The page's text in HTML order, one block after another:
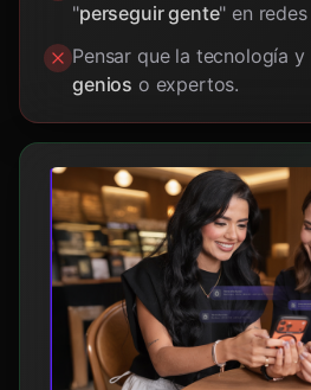
"perseguir gente" en
Pensar que la tecnología y
genios o expertos.